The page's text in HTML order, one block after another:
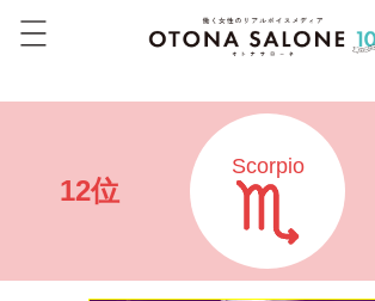
12位
Scorpio